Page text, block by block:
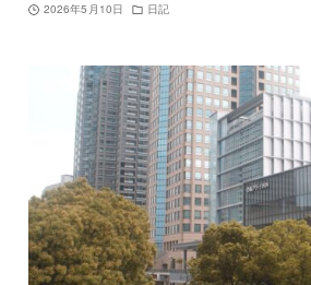
2026年5月10日 日記